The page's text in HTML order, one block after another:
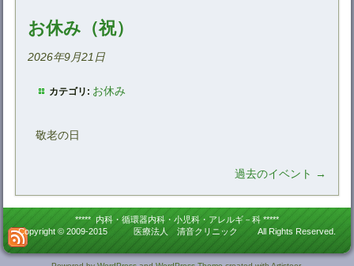
お休み（祝）
2026年9月21日
カテゴリ: お休み
敬老の日
過去のイベント →
***** 内科・循環器内科・小児科・アレルギ－科 *****
Copyright © 2009-2015 医療法人 清音クリニック All Rights Reserved.